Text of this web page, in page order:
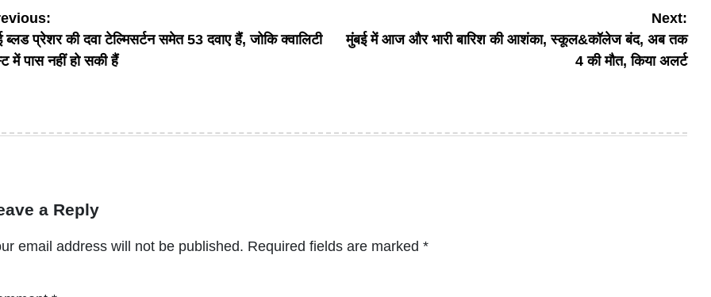
ब्लड प्रेशर की दवा टेल्मिसर्टन समेत 53 दवाए हैं, जोकि क्वालिटी
में पास नहीं हो सकी हैं
Next:
मुंबई में आज और भारी बारिश की आशंका, स्कूल&कॉलेज बंद, अब तक
4 की मौत, किया अलर्ट
a Reply
email address will not be published. Required fields are marked *